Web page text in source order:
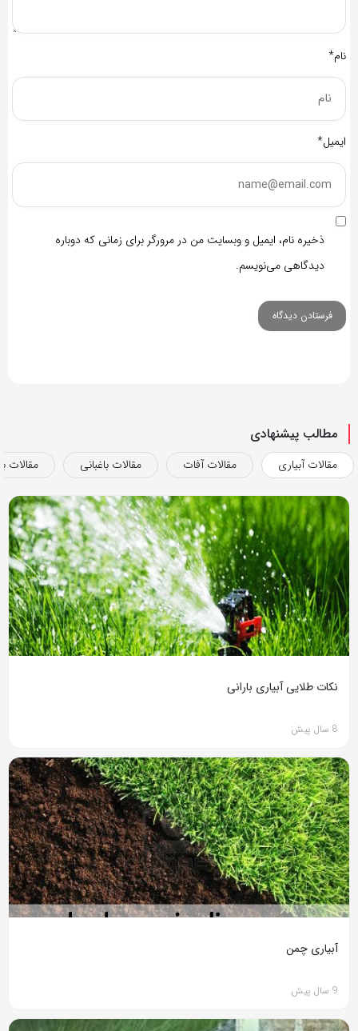
نام*
ایمیل*
ذخیره نام، ایمیل و وبسایت من در مرورگر برای زمانی که دوباره
دیدگاهی می‌نویسم.
مطالب پیشنهادی
مقالات آبیاری مقالات آفات مقالات باغبانی مقالات
نکات طلایی آبیاری بارانی
8 سال پیش
آبیاری چمن
9 سال پیش